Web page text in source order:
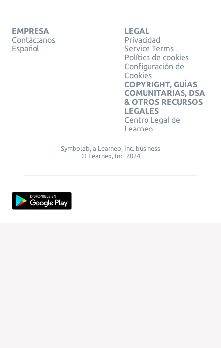
EMPRESA
Contáctanos
Español
LEGAL
Privacidad
Service Terms
Política de cookies
Configuración de
Cookies
COPYRIGHT, GUÍAS
COMUNITARIAS, DSA
& OTROS RECURSOS
LEGALES
Centro Legal de
Learneo
Symbolab, a Learneo, Inc. business
© Learneo, Inc. 2024